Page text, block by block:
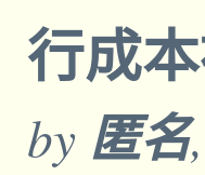
行成
by 匿名